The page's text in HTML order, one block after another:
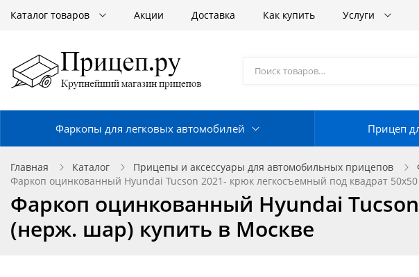
Каталог товаров Акции Доставка Как купить Услуги
Фаркопы для легковых автомобилей Прицеп
Главная Каталог Прицепы и аксессуары для автомобильных прицепов
Фаркоп оцинкованный Hyundai Tucson 2021- крюк легкосъемный под квадрат
Фаркоп оцинкованный Hyundai
(нерж. шар) купить в Москве